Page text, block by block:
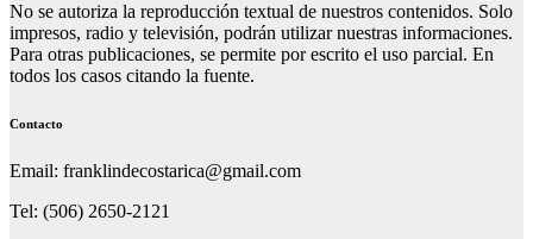
No se autoriza la reproducción textual de nuestros contenidos. Solo
impresos, radio y televisión, podrán utilizar nuestras informaciones.
Para otras publicaciones, se permite por escrito el uso parcial. En
todos los casos citando la fuente.
Contacto
Email: franklindecostarica@gmail.com
Tel: (506) 2650-2121